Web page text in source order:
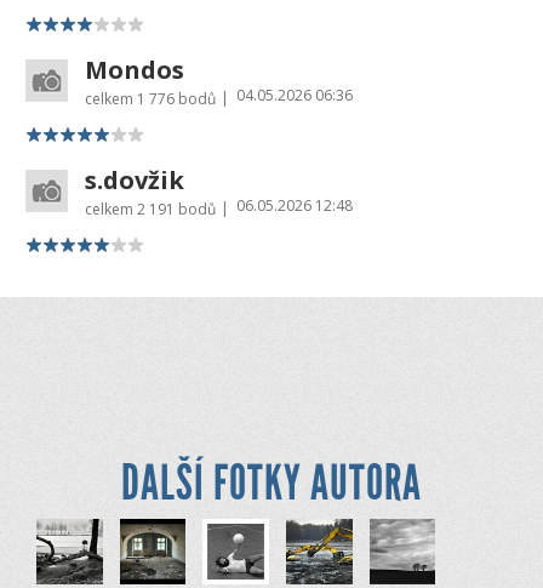
Mondos
celkem 1 776 bodů | 04.05.2026 06:36
s.dovžik
celkem 2 191 bodů | 06.05.2026 12:48
DALŠÍ FOTKY AUTORA